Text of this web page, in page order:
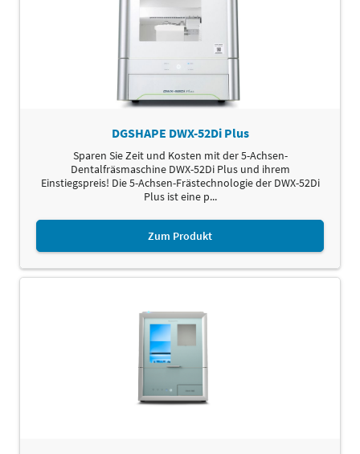
DGSHAPE DWX-52Di Plus
Sparen Sie Zeit und Kosten mit der 5-Achsen-
Dentalfräsmaschine DWX-52Di Plus und ihrem
Einstiegspreis! Die 5-Achsen-Frästechnologie der DWX-52Di
Plus ist eine p...
Zum Produkt